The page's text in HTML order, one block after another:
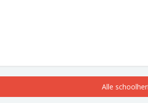
Alle